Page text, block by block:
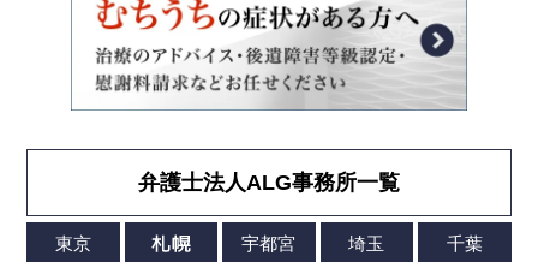
弁護士法人ALG事務所一覧